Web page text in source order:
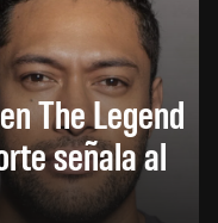
The Legend
señala al